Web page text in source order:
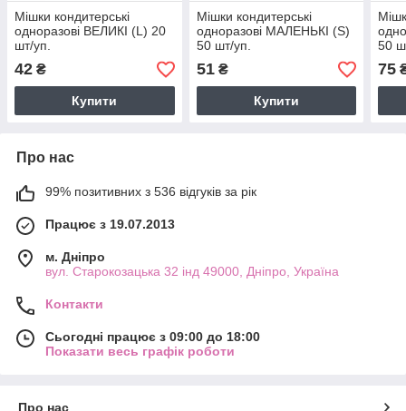
Мішки кондитерські
одноразові ВЕЛИКІ (L) 20
шт/уп.
42 ₴
Купити
Мішки кондитерські
одноразові МАЛЕНЬКІ (S)
50 шт/уп.
51₴
Купити
50
75
Про нас
99% позитивних з 536 відгуків за рік
Працює з 19.07.2013
м. Дніпро
вул. Старокозацька 32 інд 49000, Дніпро, Україна
Контакти
Сьогодні працює з 09:00 до 18:00
Показати весь графік роботи
Про нас